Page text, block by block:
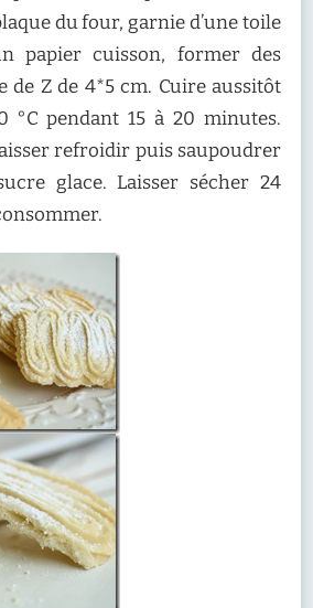
du four, garnie d’une toile
papier cuisson, former des
de Z de 4*5 cm. Cuire aussitôt
°C pendant 15 à 20 minutes.
refroidir puis saupoudrer
glace. Laisser sécher 24